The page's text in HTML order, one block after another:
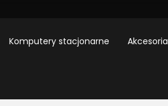
Komputery stacjonarne Akcesoria